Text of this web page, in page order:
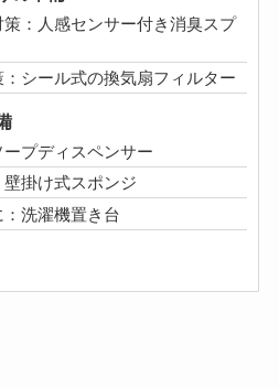
策：人感センサー付き消臭スプ
シール式の換気扇フィルター
プディスペンサー
掛け式スポンジ
洗濯機置き台